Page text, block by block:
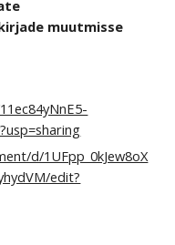
muutmisse
d/1UFpp_0kJew8oX
edit?